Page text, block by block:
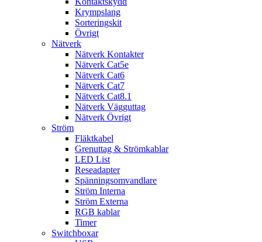
Krympslang
Sorteringskit
Övrigt
Nätverk
Nätverk Kontakter
Nätverk Cat5e
Nätverk Cat6
Nätverk Cat7
Nätverk Cat8.1
Nätverk Vägguttag
Nätverk Övrigt
Ström
Fläktkabel
Grenuttag & Strömkablar
LED List
Reseadapter
Spänningsomvandlare
Ström Interna
Ström Externa
RGB kablar
Timer
Switchboxar